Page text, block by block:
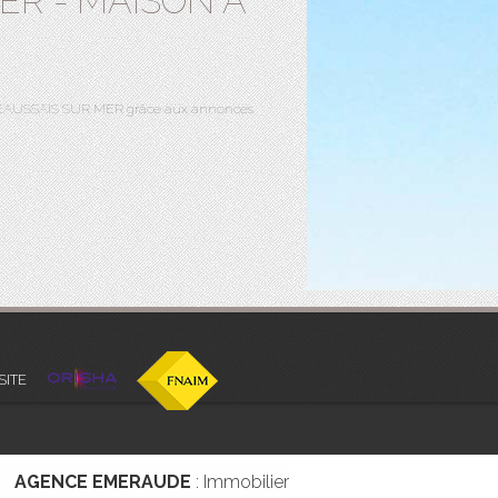
SUR MER grâce aux annonces
EMERAUDE: Immobilier BEAUSSAIS SUR MER |